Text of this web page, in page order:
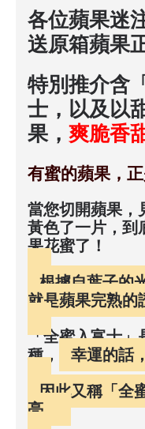
各位蘋果迷
送原箱蘋果
特別推介含
士，以及以
果， 爽脆香
有蜜的蘋果，
當您切開蘋果，
黃色了一片，到
果花蜜了！
根據自葉子的
就是蘋果完熟的
「全蜜入富士」
種，
幸運的話
因此又稱「全
亮。